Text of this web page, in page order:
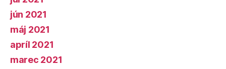
jún 2021
máj 2021
apríl 2021
marec 2021